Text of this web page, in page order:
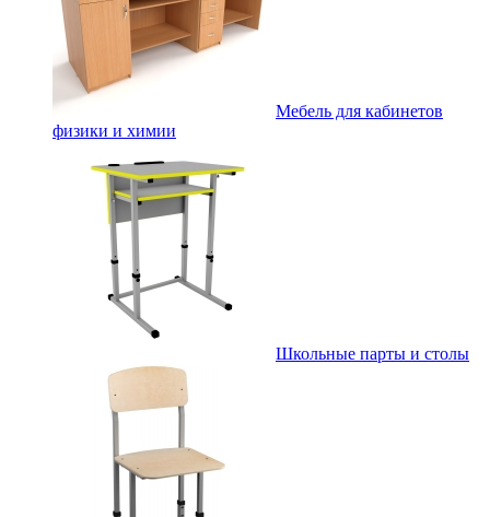
Мебель для кабинетов
физики и химии
Школьные парты и столы